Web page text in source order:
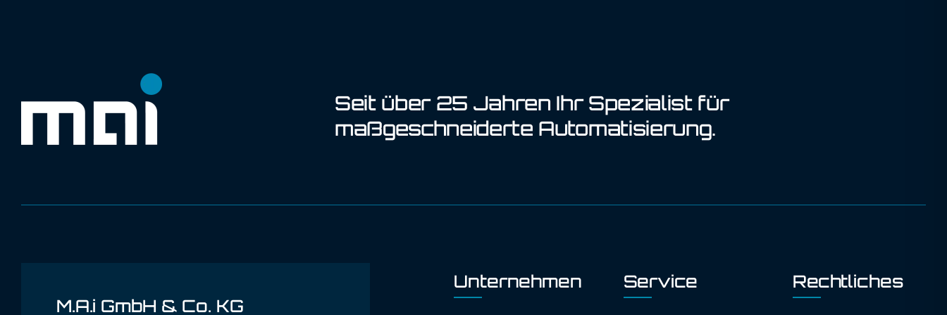
Seit über 25 Jahren Ihr Spezialist für
maßgeschneiderte Automatisierung.
M.A.i GmbH & Co. KG
Unternehmen Service Rechtliches